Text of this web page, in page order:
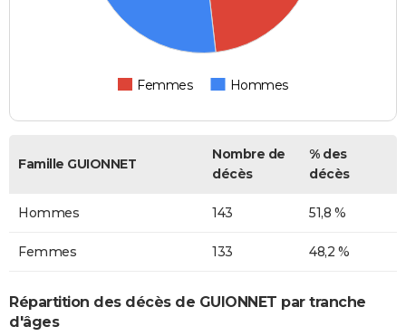
Femmes Hommes
Famille GUIONNET
Nombre de
décès
% des
décès
Hommes 143 51,8 %
Femmes 133 48,2 %
Répartition des décès de GUIONNET par tranche
d'âges